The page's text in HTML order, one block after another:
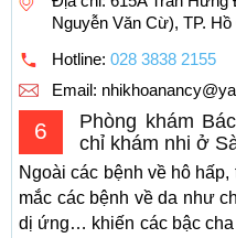
Nguyễn Văn Cừ), TP.
Hotline: 028 3838 2155
Email:
6
Phòng khám
chỉ khám nhi ở
Ngoài các bệnh về hô
mắc các bệnh về da như
dị ứng… khiến các bậc cha